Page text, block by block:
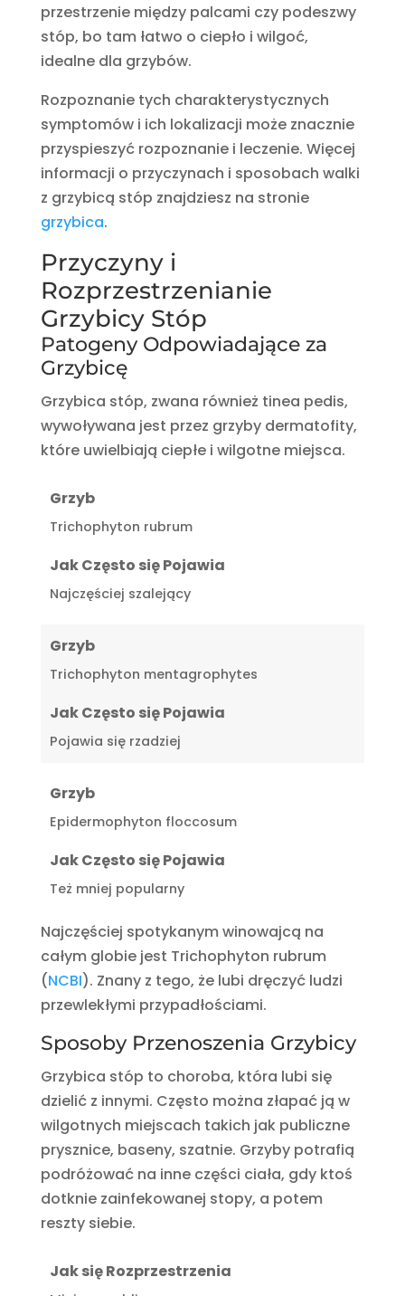
przestrzenie między palcami czy podeszwy
stóp, bo tam łatwo o ciepło i wilgoć,
idealne dla grzybów.
Rozpoznanie tych charakterystycznych
symptomów i ich lokalizacji może znacznie
przyspieszyć rozpoznanie i leczenie. Więcej
informacji o przyczynach i sposobach walki
z grzybicą stóp znajdziesz na stronie
grzybica.
Przyczyny i
Rozprzestrzenianie
Grzybicy Stóp
Patogeny Odpowiadające za
Grzybicę
Grzybica stóp, zwana również tinea pedis,
wywoływana jest przez grzyby dermatofity,
które uwielbiają ciepłe i wilgotne miejsca.
Grzyb
Trichophyton rubrum
Jak Często się Pojawia
Najczęściej szalejący
Grzyb
Trichophyton mentagrophytes
Jak Często się Pojawia
Pojawia się rzadziej
Grzyb
Epidermophyton floccosum
Jak Często się Pojawia
Też mniej popularny
Najczęściej spotykanym winowajcą na
całym globie jest Trichophyton rubrum
(NCBI). Znany z tego, że lubi dręczyć ludzi
przewlekłymi przypadłościami.
Sposoby Przenoszenia Grzybicy
Grzybica stóp to choroba, która lubi się
dzielić z innymi. Często można złapać ją w
wilgotnych miejscach takich jak publiczne
prysznice, baseny, szatnie. Grzyby potrafią
podróżować na inne części ciała, gdy ktoś
dotknie zainfekowanej stopy, a potem
reszty siebie.
Jak się Rozprzestrzenia